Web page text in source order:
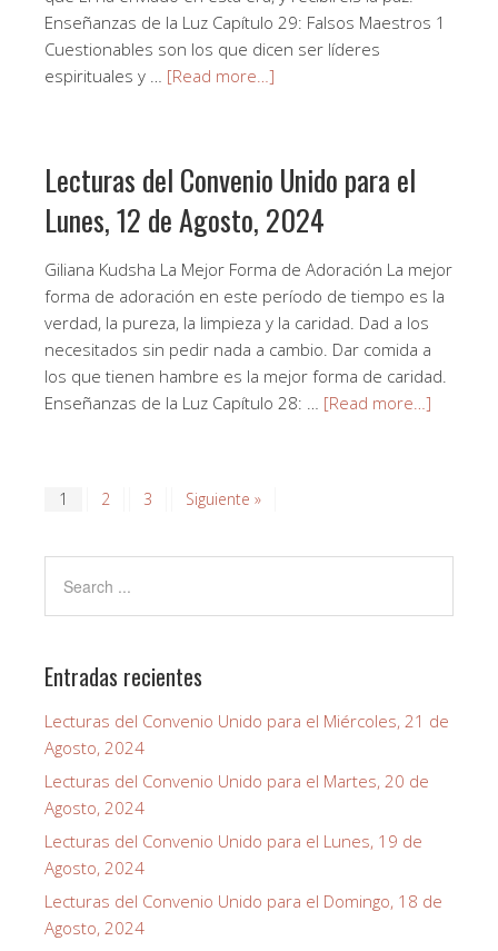
Enseñanzas de la Luz Capítulo 29: Falsos Maestros 1
Cuestionables son los que dicen ser líderes
espirituales y … [Read more…]
Lecturas del Convenio Unido para el
Lunes, 12 de Agosto, 2024
Giliana Kudsha La Mejor Forma de Adoración La mejor
forma de adoración en este período de tiempo es la
verdad, la pureza, la limpieza y la caridad. Dad a los
necesitados sin pedir nada a cambio. Dar comida a
los que tienen hambre es la mejor forma de caridad.
Enseñanzas de la Luz Capítulo 28: … [Read more…]
1 2 3 Siguiente »
Entradas recientes
Lecturas del Convenio Unido para el Miércoles, 21 de
Agosto, 2024
Lecturas del Convenio Unido para el Martes, 20 de
Agosto, 2024
Lecturas del Convenio Unido para el Lunes, 19 de
Agosto, 2024
Lecturas del Convenio Unido para el Domingo, 18 de
Agosto, 2024